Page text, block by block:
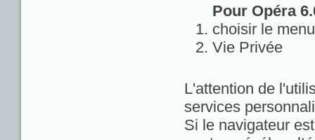
Pour Opéra
choisir le
Vie Privée
L'attention de
services
Si le navigateur